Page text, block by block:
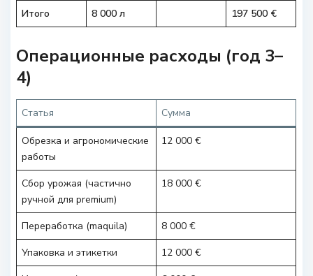
Итого 8 000 л 197 500 €
Операционные расходы (год 3–
4)
Статья Сумма
Обрезка и агрономические
работы
12 000 €
Сбор урожая (частично
ручной для premium)
18 000 €
Переработка (maquila)
8 000 €
Упаковка и этикетки
12 000 €